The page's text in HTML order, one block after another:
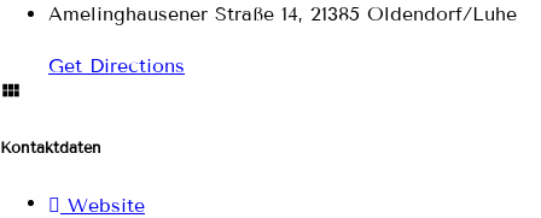
Amelinghausener Straße 14, 21385 Oldendorf/Luhe
Get Directions
Kontaktdaten
Website